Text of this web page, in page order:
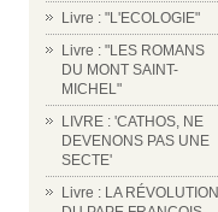
Livre : "L'ECOLOGIE"
Livre : "LES ROMANS
DU MONT SAINT-
MICHEL"
LIVRE : 'CATHOS, NE
DEVENONS PAS UNE
SECTE'
Livre : LA RÉVOLUTION